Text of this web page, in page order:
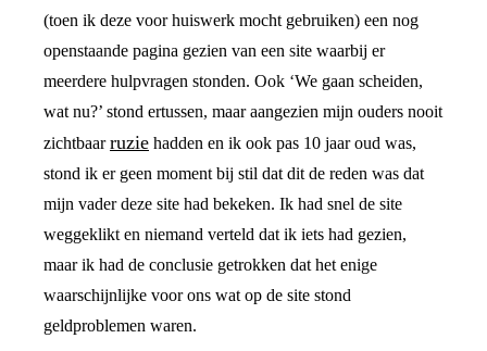
(toen ik deze voor huiswerk mocht gebruiken) een nog
openstaande pagina gezien van een site waarbij er
meerdere hulpvragen stonden. Ook ‘We gaan scheiden,
wat nu?’ stond ertussen, maar aangezien mijn ouders nooit
zichtbaarruzie hadden en ik ook pas 10 jaar oud was,
stond ik er geen moment bij stil dat dit de reden was dat
mijn vader deze site had bekeken. Ik had snel de site
weggeklikt en niemand verteld dat ik iets had gezien,
maar ik had de conclusie getrokken dat het enige
waarschijnlijke voor ons wat op de site stond
geldproblemen waren.